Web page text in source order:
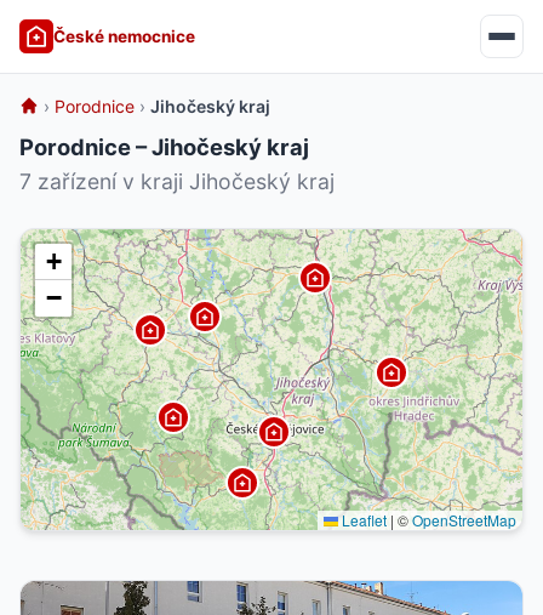
České nemocnice
› Porodnice › Jihočeský kraj
Porodnice – Jihočeský kraj
7 zařízení v kraji Jihočeský kraj
+
−
Leaflet | ©OpenStreetMap